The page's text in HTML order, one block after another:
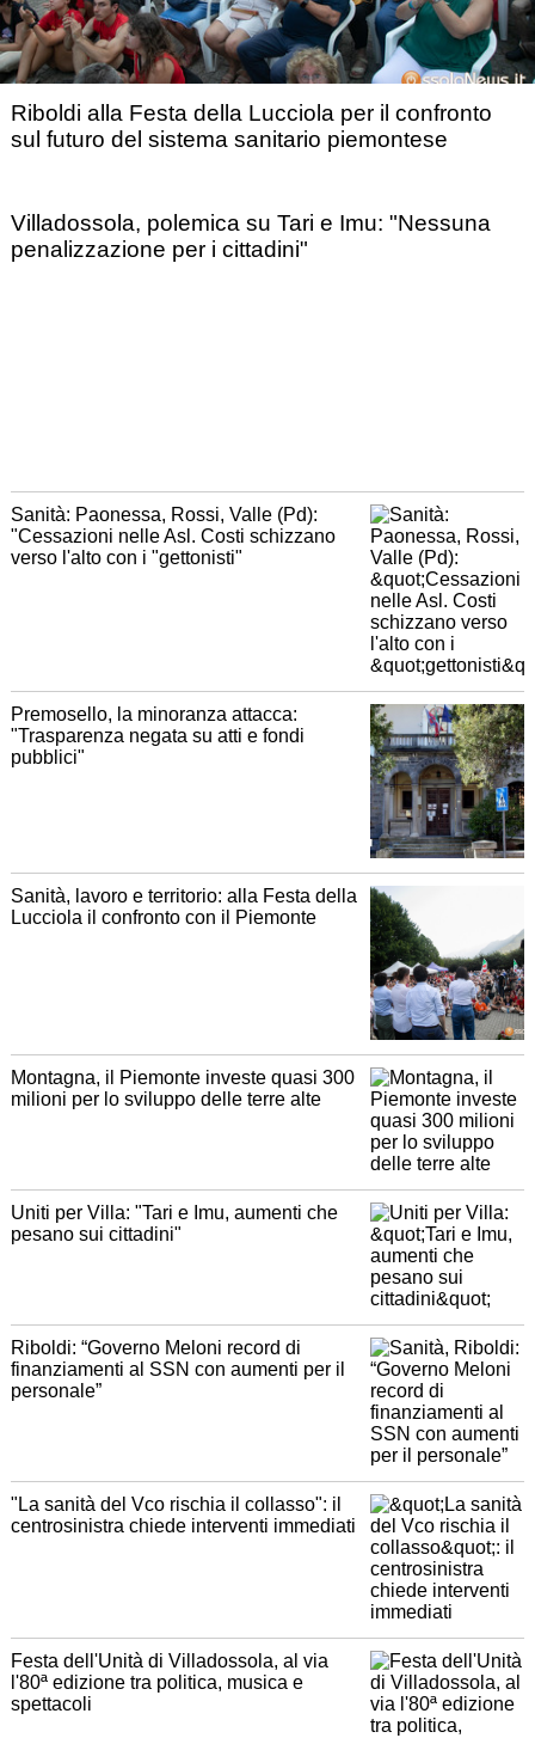
Riboldi alla Festa della Lucciola per il confronto
sul futuro del sistema sanitario piemontese
Villadossola, polemica su Tari e Imu: "Nessuna
penalizzazione per i cittadini"
Sanità: Paonessa, Rossi, Valle (Pd):
"Cessazioni nelle Asl. Costi schizzano
verso l'alto con i "gettonisti"
Premosello, la minoranza attacca:
"Trasparenza negata su atti e fondi
pubblici"
Sanità, lavoro e territorio: alla Festa della
Lucciola il confronto con il Piemonte
Montagna, il Piemonte investe quasi 300
milioni per lo sviluppo delle terre alte
Uniti per Villa: "Tari e Imu, aumenti che
pesano sui cittadini"
Riboldi: “Governo Meloni record di
finanziamenti al SSN con aumenti per il
personale”
"La sanità del Vco rischia il collasso": il
centrosinistra chiede interventi immediati
Festa dell'Unità di Villadossola, al via
l'80ª edizione tra politica, musica e
spettacoli